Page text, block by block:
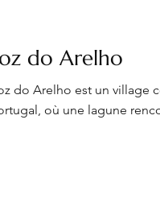
do Arelho
do Arelho est un village
où une lagune